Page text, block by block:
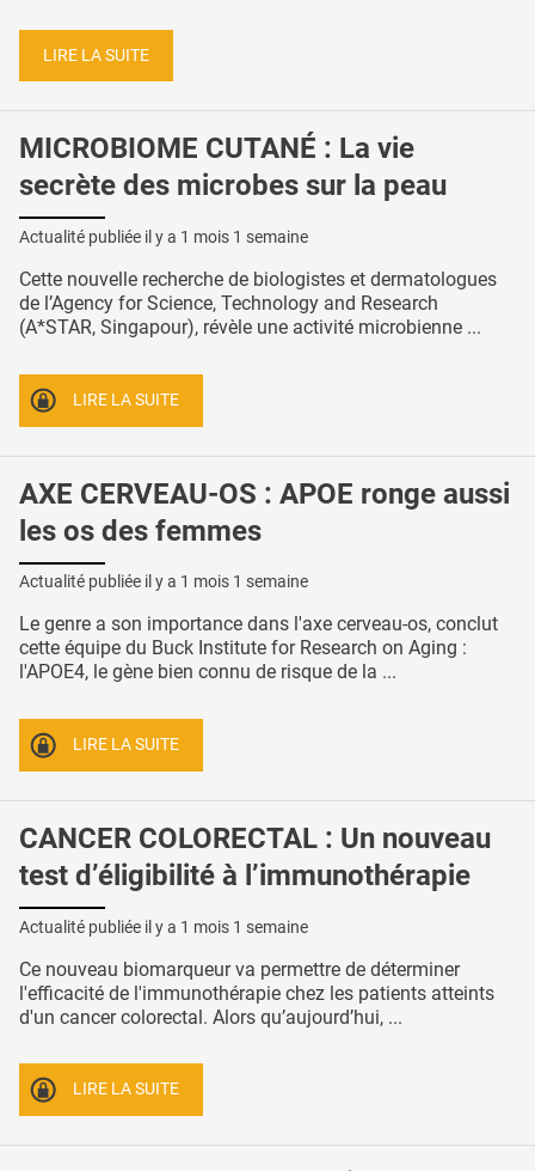
LIRE LA SUITE
MICROBIOME CUTANÉ : La vie
secrète des microbes sur la peau
Actualité publiée il y a 1 mois 1 semaine
Cette nouvelle recherche de biologistes et dermatologues
de l’Agency for Science, Technology and Research
(A*STAR, Singapour), révèle une activité microbienne ...
LIRE LA SUITE
AXE CERVEAU-OS : APOE ronge aussi
les os des femmes
Actualité publiée il y a 1 mois 1 semaine
Le genre a son importance dans l'axe cerveau-os, conclut
cette équipe du Buck Institute for Research on Aging :
l'APOE4, le gène bien connu de risque de la ...
LIRE LA SUITE
CANCER COLORECTAL : Un nouveau
test d’éligibilité à l’immunothérapie
Actualité publiée il y a 1 mois 1 semaine
Ce nouveau biomarqueur va permettre de déterminer
l'efficacité de l'immunothérapie chez les patients atteints
d'un cancer colorectal. Alors qu’aujourd’hui, ...
LIRE LA SUITE